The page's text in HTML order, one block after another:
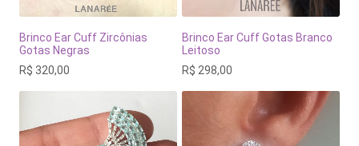
Brinco Ear Cuff Zircônias
Gotas Negras
R$ 320,00
Brinco Ear Cuff Gotas Branco
Leitoso
R$ 298,00